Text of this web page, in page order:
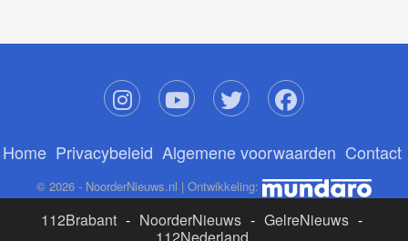
Home Privacybeleid Algemene voorwaarden Contact
© 2026 - NoorderNieuws.nl | Ontwikkeling:
112Brabant - NoorderNieuws - GelreNieuws -